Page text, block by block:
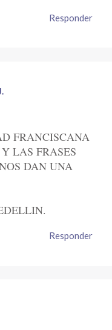
Responder
FRANCISCANA
LAS FRASES
DAN UNA
Responder